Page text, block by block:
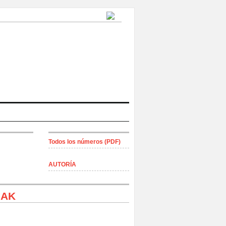
Todos los números (PDF)
AUTORÍA